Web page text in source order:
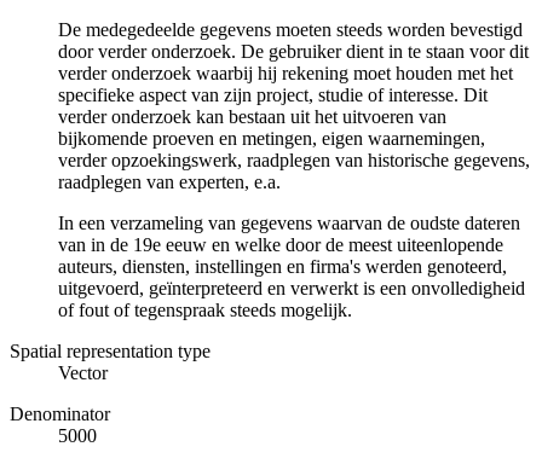
De medegedeelde gegevens moeten steeds worden bevestigd
door verder onderzoek. De gebruiker dient in te staan voor dit
verder onderzoek waarbij hij rekening moet houden met het
specifieke aspect van zijn project, studie of interesse. Dit
verder onderzoek kan bestaan uit het uitvoeren van
bijkomende proeven en metingen, eigen waarnemingen,
verder opzoekingswerk, raadplegen van historische gegevens,
raadplegen van experten, e.a.
In een verzameling van gegevens waarvan de oudste dateren
van in de 19e eeuw en welke door de meest uiteenlopende
auteurs, diensten, instellingen en firma's werden genoteerd,
uitgevoerd, geïnterpreteerd en verwerkt is een onvolledigheid
of fout of tegenspraak steeds mogelijk.
Spatial representation type
Vector
Denominator
5000